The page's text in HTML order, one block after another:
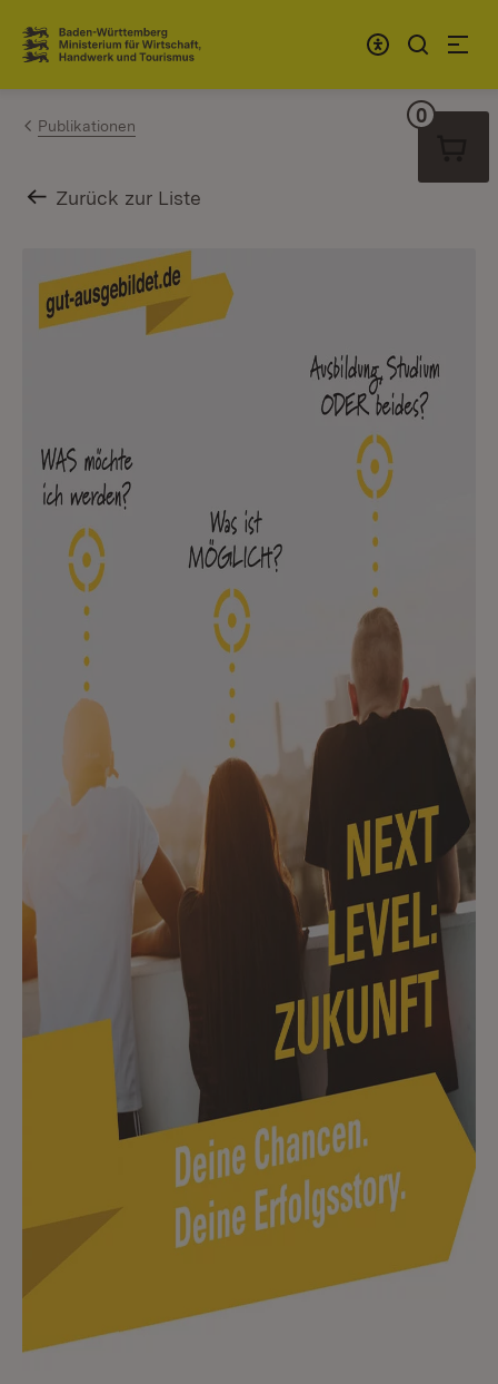
Zum Inhalt springen
Link zur Startseite
Publikationen
Zurück zur Liste
0